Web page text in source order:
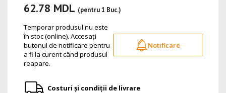
62.78 MDL (pentru 1 Buc.)
Temporar produsul nu este
în stoc (online). Accesați
butonul de notificare pentru
a fi la curent când produsul
reapare.
Notificare
Costuri și condiții de livrare